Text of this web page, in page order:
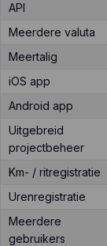
API
Meerdere valuta
Meertalig
iOS app
Android app
Uitgebreid
projectbeheer
Km- / ritregistratie
Urenregistratie
Meerdere
gebruikers